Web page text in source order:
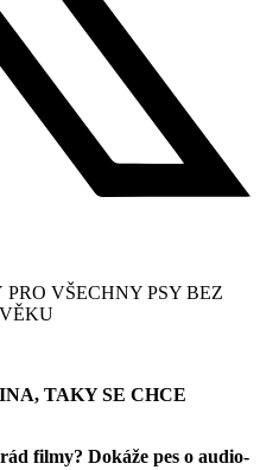
VŠECHNY PSY BEZ
TAKY SE CHCE
filmy? Dokáže pes o audio-